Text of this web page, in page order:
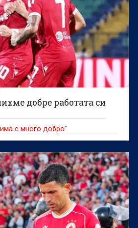
добре работата си
е много добро”